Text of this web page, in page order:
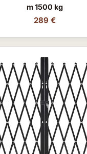
m 1500 kg
289 €